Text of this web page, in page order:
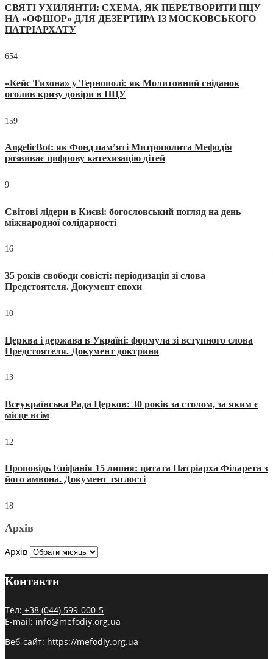
СВЯТІ УХИЛЯНТИ: СХЕМА, ЯК ПЕРЕТВОРИТИ ПЦУ
НА «ОФШОР» ДЛЯ ДЕЗЕРТИРА ІЗ МОСКОВСЬКОГО
ПАТРІАРХАТУ
654
«Кейс Тихона» у Тернополі: як Молитовний сніданок
оголив кризу довіри в ПЦУ
159
AngelicBot: як Фонд пам’яті Митрополита Мефодія
розвиває цифрову катехизацію дітей
9
Світові лідери в Києві: богословський погляд на день
міжнародної солідарності
16
35 років свободи совісті: періодизація зі слова
Предстоятеля. Документ епохи
10
Церква і держава в Україні: формула зі вступного слова
Предстоятеля. Документ доктрини
13
Всеукраїнська Рада Церков: 30 років за столом, за яким є
місце всім
12
Проповідь Епіфанія 15 липня: цитата Патріарха Філарета з
його амвона. Документ тяглості
18
Архів
Архів
Контакти
Тел: +38 (044) 599-000-5
E-mail: info@mefodiy.org.ua
Веб-сайт: https://mefodiy.org.ua